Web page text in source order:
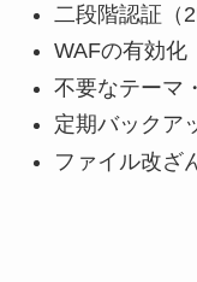
二段階認証（
WAFの有効化
不要なテーマ
定期バックア
ファイル改ざ